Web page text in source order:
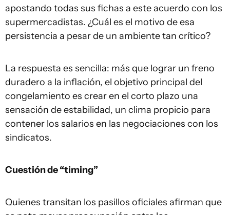
apostando todas sus fichas a este acuerdo con los
supermercadistas. ¿Cuál es el motivo de esa
persistencia a pesar de un ambiente tan crítico?
La respuesta es sencilla: más que lograr un freno
duradero a la inflación, el objetivo principal del
congelamiento es crear en el corto plazo una
sensación de estabilidad, un clima propicio para
contener los salarios en las negociaciones con los
sindicatos.
Cuestión de “timing”
Quienes transitan los pasillos oficiales afirman que